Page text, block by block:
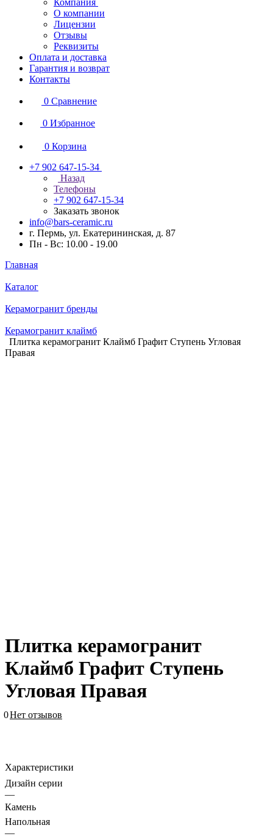
Компания
О компании
Лицензии
Отзывы
Реквизиты
Оплата и доставка
Гарантия и возврат
Контакты
0 Сравнение
0 Избранное
0 Корзина
+7 902 647-15-34
Назад
Телефоны
+7 902 647-15-34
Заказать звонок
info@bars-ceramic.ru
г. Пермь, ул. Екатерининская, д. 87
Пн - Вс: 10.00 - 19.00
Главная
Каталог
Керамогранит бренды
Керамогранит клаймб
Плитка керамогранит Клаймб Графит Ступень Угловая
Правая
Плитка керамогранит
Клаймб Графит Ступень
Угловая Правая
0Нет отзывов
Характеристики
Дизайн серии
—
Камень
Напольная
—